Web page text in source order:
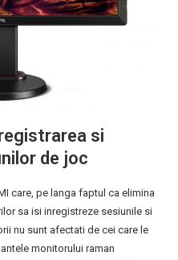
si
de joc
care, pe langa faptul ca elimina
sa isi inregistreze sesiunile si
nu sunt afectati de cei care le
monitorului raman